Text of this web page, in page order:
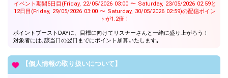
イベント期間5日目(Friday, 22/05/2026 03:00 〜 Saturday, 23/05/2026 02:59と
12日目(Friday, 29/05/2026 03:00 〜 Saturday, 30/05/2026 02:59)の配信ポイン
トが1.2倍！
ポイントブーストDAYに、目標に向けてリスナーさんと一緒に盛り上がろう！
対象者には､該当日の翌日までにポイント加算いたします｡
【個人情報の取り扱いについて】